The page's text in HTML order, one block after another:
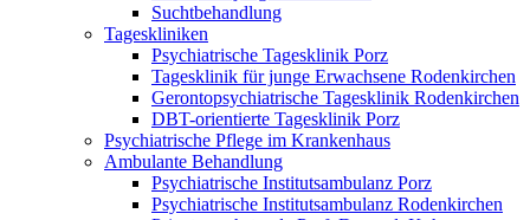
Suchtbehandlung
Tageskliniken
Psychiatrische Tagesklinik Porz
Tagesklinik für junge Erwachsene Rodenkirchen
Gerontopsychiatrische Tagesklinik Rodenkirchen
DBT-orientierte Tagesklinik Porz
Psychiatrische Pflege im Krankenhaus
Ambulante Behandlung
Psychiatrische Institutsambulanz Porz
Psychiatrische Institutsambulanz Rodenkirchen